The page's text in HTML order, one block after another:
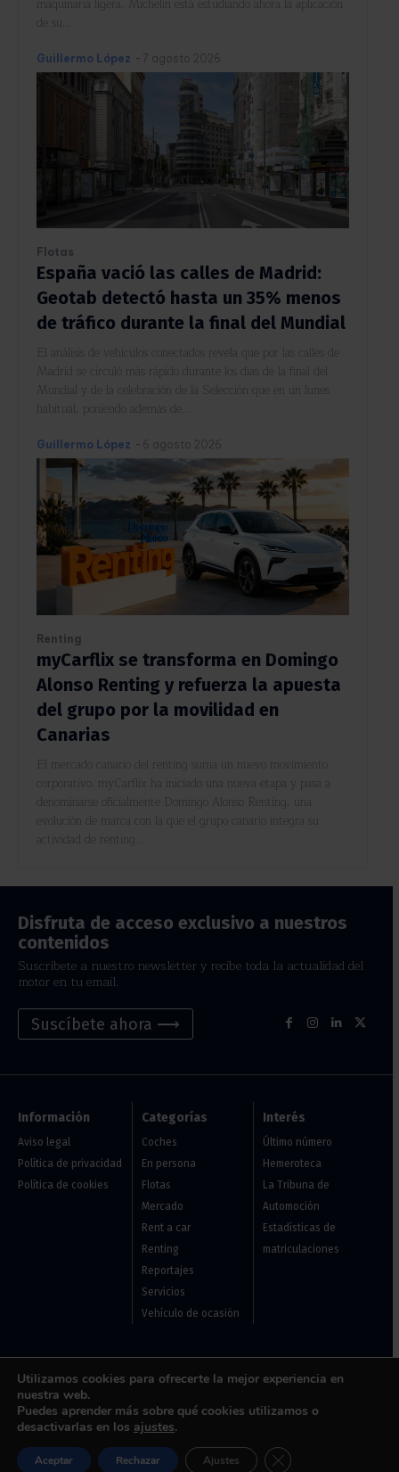
maquinaria ligera, Michelin está estudiando ahora la aplicación
de su...
Guillermo López - 7 agosto 2026
Flotas
España vació las calles de Madrid:
Geotab detectó hasta un 35% menos
de tráfico durante la final del Mundial
El análisis de vehículos conectados revela que por las calles de
Madrid se circuló más rápido durante los días de la final del
Mundial y de la celebración de la Selección que en un lunes
habitual, poniendo además de...
Guillermo López - 6 agosto 2026
Renting
myCarflix se transforma en Domingo
Alonso Renting y refuerza la apuesta
del grupo por la movilidad en
Canarias
El mercado canario del renting suma un nuevo movimiento
corporativo. myCarflix ha iniciado una nueva etapa y pasa a
denominarse oficialmente Domingo Alonso Renting, una
evolución de marca con la que el grupo canario integra su
actividad de renting...
Disfruta de acceso exclusivo a nuestros
contenidos
Suscríbete a nuestro newsletter y recibe toda la actualidad del
motor en tu email.
Suscíbete ahora ⟶
Información
Aviso legal
Política de privacidad
Política de cookies
Categorías
Coches
En persona
Flotas
Mercado
Rent a car
Renting
Reportajes
Servicios
Vehículo de ocasión
Interés
Último número
Hemeroteca
La Tribuna de
Automoción
Estadísticas de
matriculaciones
Acceder
Contáctanos
Flotas, renting y vehículos de
Utilizamos cookies para ofrecerte la mejor experiencia en
nuestra web.
Puedes aprender más sobre qué cookies utilizamos o
desactivarlas en los ajustes.
Aceptar Rechazar Ajustes Cerrar el banner de